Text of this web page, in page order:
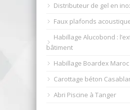
Distributeur de gel en
Faux plafonds
Habillage Alucobond :
bâtiment
Habillage Boardex Maroc
Carottage béton
Abri Piscine à Tanger